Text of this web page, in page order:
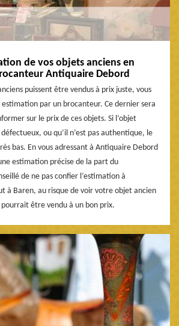
de vos objets anciens en
Antiquaire Debord
puissent être vendus à prix juste, vous
par un brocanteur. Ce dernier sera
sur le prix de ces objets. Si l’objet
ou qu’il n’est pas authentique, le
bas. En vous adressant à Antiquaire Debord
estimation précise de la part du
de ne pas confier l’estimation à
à Baren, au risque de voir votre objet ancien
pourrait être vendu à un bon prix.